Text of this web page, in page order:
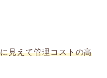
見えて管理コストの高